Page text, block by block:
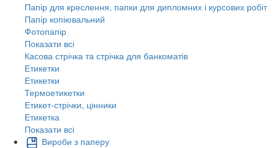
Папір для креслення, папки для дипломних і курсових робіт
Папір копіювальний
Фотопапір
Показати всі
Касова стрічка та стрічка для банкоматів
Етикетки
Етикетки
Термоетикетки
Етикет-стрічки, цінники
Етикетка
Показати всі
Вироби з паперу